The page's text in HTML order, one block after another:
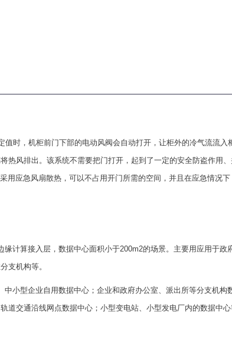
时，机柜前门下部的电动风阀会自动打开，让柜外的冷气流流入
热风排出。该系统不需要把门打开，起到了一定的安全防盗作用
用应急风扇散热，可以不占用开门所需的空间，并且在应急情况
计算接入层，数据中心面积小于200m2的场景。主要用应用于政
支机构等。
小型企业自用数据中心；企业和政府办公室、派出所等分支机构
道交通沿线网点数据中心；小型变电站、小型发电厂内的数据中